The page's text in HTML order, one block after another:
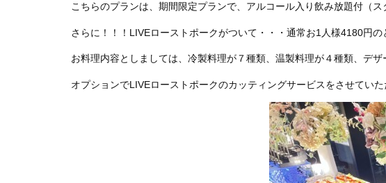
こちらのプランは、期間限定プランで、アルコール入り飲み放題付（ス
さらに！！！LIVEローストポークがついて・・・通常お1人様4180
お料理内容としましては、冷製料理が７種類、温製料理が４種類、デザ
オプションでLIVEローストポークのカッティングサービスをさせていた